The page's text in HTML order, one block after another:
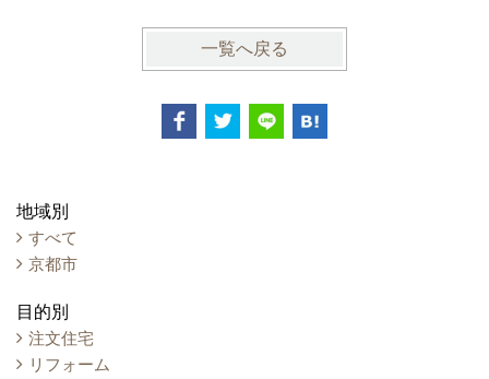
一覧へ戻る
地域別
すべて
京都市
目的別
注文住宅
リフォーム